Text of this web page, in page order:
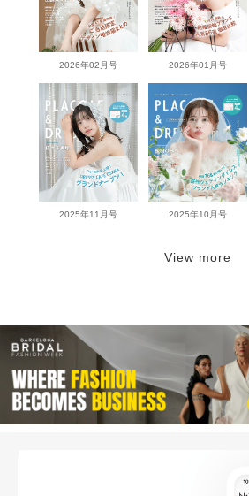
2026年02月号 2026年01月号
2025年11月号 2025年10月号
View more